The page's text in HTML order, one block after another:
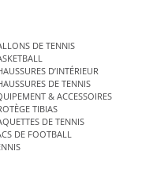
DE TENNIS
D’INTÉRIEUR
DE TENNIS
& ACCESSOIRES
TIBIAS
DE TENNIS
DE FOOTBALL